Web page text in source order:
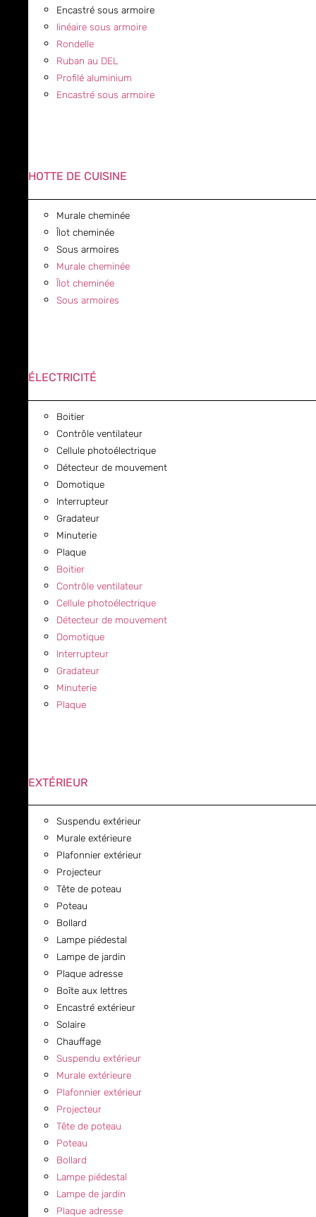
Encastré sous armoire
linéaire sous armoire
Rondelle
Ruban au DEL
Profilé aluminium
Encastré sous armoire
HOTTE DE CUISINE
Murale cheminée
Îlot cheminée
Sous armoires
Murale cheminée
Îlot cheminée
Sous armoires
ÉLECTRICITÉ
Boitier
Contrôle ventilateur
Cellule photoélectrique
Détecteur de mouvement
Domotique
Interrupteur
Gradateur
Minuterie
Plaque
Boitier
Contrôle ventilateur
Cellule photoélectrique
Détecteur de mouvement
Domotique
Interrupteur
Gradateur
Minuterie
Plaque
EXTÉRIEUR
Suspendu extérieur
Murale extérieure
Plafonnier extérieur
Projecteur
Tête de poteau
Poteau
Bollard
Lampe piédestal
Lampe de jardin
Plaque adresse
Boîte aux lettres
Encastré extérieur
Solaire
Chauffage
Suspendu extérieur
Murale extérieure
Plafonnier extérieur
Projecteur
Tête de poteau
Poteau
Bollard
Lampe piédestal
Lampe de jardin
Plaque adresse